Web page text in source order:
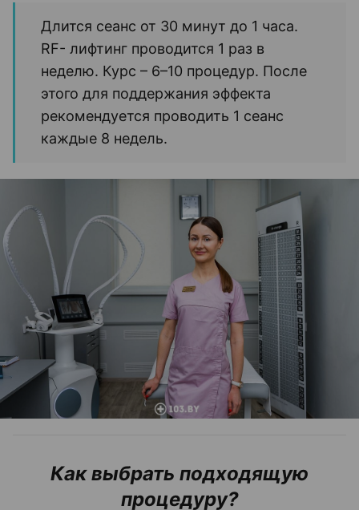
Длится сеанс от 30 минут до 1 часа.
RF- лифтинг проводится 1 раз в
неделю. Курс – 6–10 процедур. После
этого для поддержания эффекта
рекомендуется проводить 1 сеанс
каждые 8 недель.
Как выбрать подходящую
процедуру?